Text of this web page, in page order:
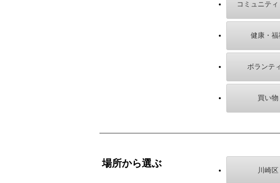
コミュニテ
健康・福
ボランテ
買い物
場所から選ぶ
川崎区